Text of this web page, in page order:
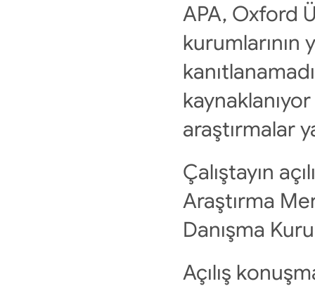
APA, Oxford
kurumlarının
araştırmalar
Çalıştayın
Araştırma
Danışma
Açılış